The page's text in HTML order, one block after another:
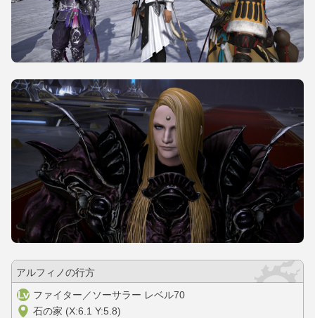
アルフィノの行方
ファイター／ソーサラー レベル70
石の家 (X:6.1 Y:5.8)